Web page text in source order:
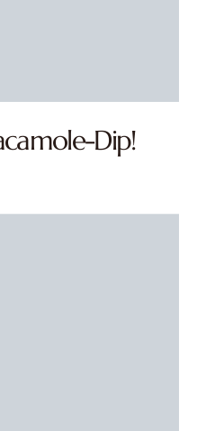
Dip!